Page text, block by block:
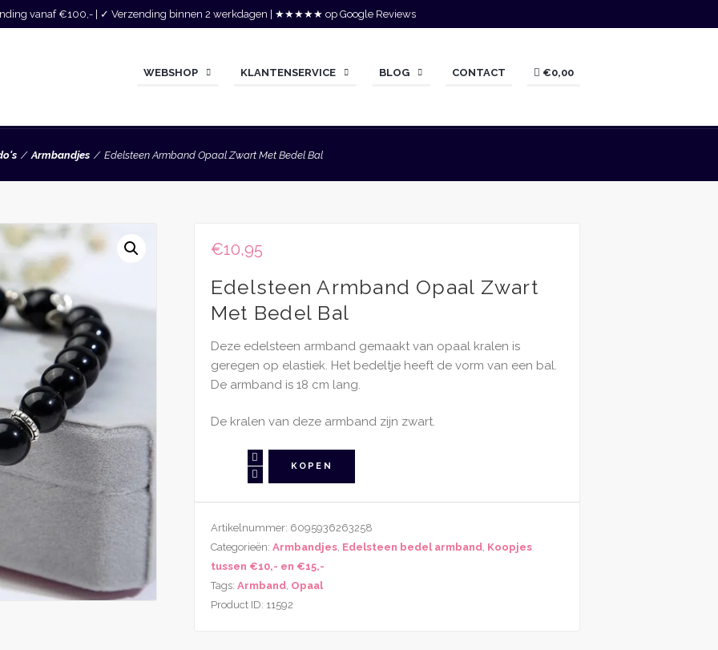
vanaf €100,- | ✓ Verzending binnen 2 werkdagen | ★★★★★ op Google Reviews
WEBSHOP KLANTENSERVICE BLOG CONTACT €0,00
Armbandjes Edelsteen Armband Opaal Zwart Met Bedel Bal
€10,95
Edelsteen Armband Opaal Zwart
Met Bedel Bal
Deze edelsteen armband gemaakt van opaal kralen is
geregen op elastiek. Het bedeltje heeft de vorm van een bal.
De armband is 18 cm lang.
De kralen van deze armband zijn zwart.
Edelsteen
Armband
Met
Bedel
Bal
aantal
KOPEN
Artikelnummer: 6095936263258
Categorieën: Armbandjes Edelsteen bedel armband Koopjes
tussen €10,- en €15,-
Tags: Armband Opaal
Product ID: 11592